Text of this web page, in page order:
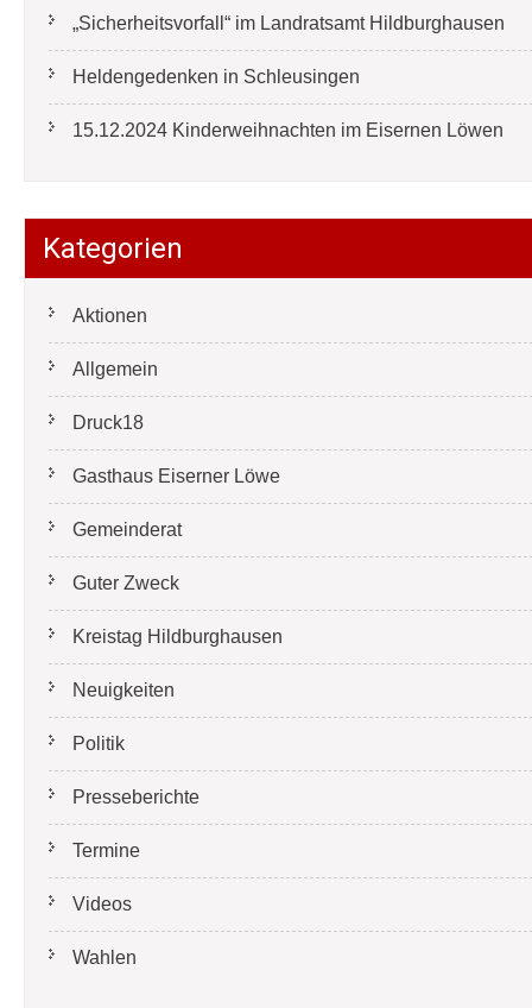
„Sicherheitsvorfall“ im Landratsamt Hildburghausen
Heldengedenken in Schleusingen
15.12.2024 Kinderweihnachten im Eisernen Löwen
Kategorien
Aktionen
Allgemein
Druck18
Gasthaus Eiserner Löwe
Gemeinderat
Guter Zweck
Kreistag Hildburghausen
Neuigkeiten
Politik
Presseberichte
Termine
Videos
Wahlen